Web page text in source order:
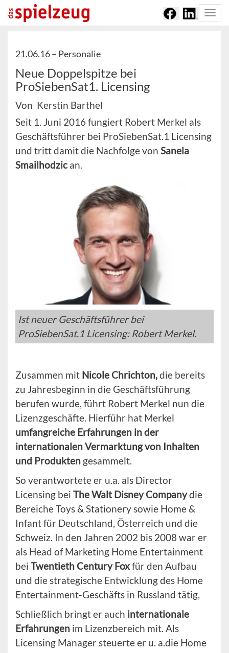
21.06.16 – Personalie
Neue Doppelspitze bei
ProSiebenSat1. Licensing
Von Kerstin Barthel
Seit 1. Juni 2016 fungiert Robert Merkel als
Geschäftsführer bei ProSiebenSat.1 Licensing
und tritt damit die Nachfolge von Sanela
Smailhodzic an.
Ist neuer Geschäftsführer bei
ProSiebenSat.1 Licensing: Robert Merkel.
Zusammen mit Nicole Chrichton,die bereits
zu Jahresbeginn in die Geschäftsführung
berufen wurde, führt Robert Merkel nun die
Lizenzgeschäfte. Hierführ hat Merkel
umfangreiche Erfahrungen in der
internationalen Vermarktung von Inhalten
und Produkten gesammelt.
So verantwortete er u.a. als Director
Licensing bei The Walt Disney Companydie
Bereiche Toys & Stationery sowie Home &
Infant für Deutschland, Österreich und die
Schweiz. In den Jahren 2002 bis 2008 war er
als Head of Marketing Home Entertainment
bei Twentieth Century Foxfür den Aufbau
und die strategische Entwicklung des Home
Entertainment-Geschäfts in Russland tätig,
Schließlich bringt er auch internationale
Erfahrungen im Lizenzbereich mit. Als
Licensing Manager steuerte er u. a.die Home